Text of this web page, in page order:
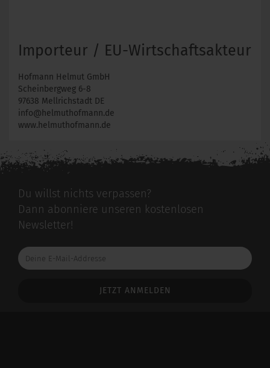
Importeur / EU-Wirtschaftsakteur
Hofmann Helmut GmbH
Scheinbergweg 6-8
97638 Mellrichstadt DE
info@helmuthofmann.de
www.helmuthofmann.de
Du willst nichts verpassen?
Dann abonniere unseren kostenlosen
Newsletter!
Deine
E-